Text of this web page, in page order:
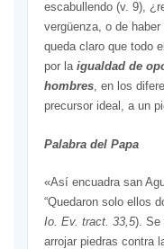
escabullendo (v. 9),
vergüenza, o de
queda claro que todo
por la igualdad de
hombres, en los
precursor ideal, a un
Palabra del Papa
«Así encuadra san
“Quedaron solo ellos
Io. Ev. tract. 33,5). Se
arrojar piedras contra